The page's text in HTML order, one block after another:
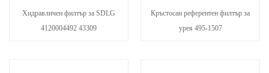
Хидравличен филтър за SDLG
4120004492 43309
Кръстосан референтен филтър за
урея 495-1507